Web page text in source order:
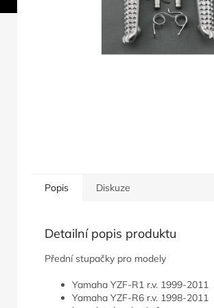
Popis Diskuze
Detailní popis produktu
Přední stupačky pro modely
Yamaha YZF-R1 r.v. 1999-2011
Yamaha YZF-R6 r.v. 1998-2011